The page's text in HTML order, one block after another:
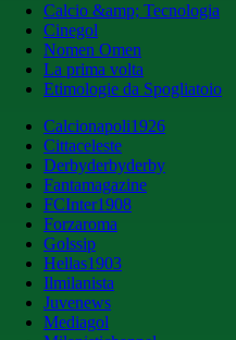
Calcio &amp; Tecnologia
Cinegol
Nomen Omen
La prima volta
Etimologie da Spogliatoio
Calcionapoli1926
Cittaceleste
Derbyderbyderby
Fantamagazine
FCInter1908
Forzaroma
Golssip
Hellas1903
Ilmilanista
Juvenews
Mediagol